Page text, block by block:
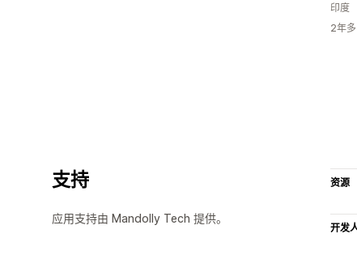
印度
2年
支持
应用支持由 Mandolly Tech 提供。
资源
开发